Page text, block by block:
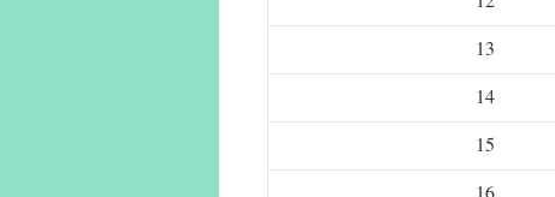
13
14
15
16